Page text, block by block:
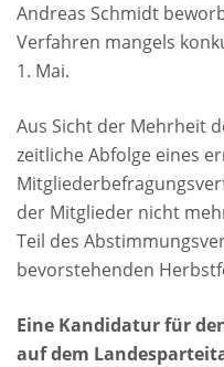
Andreas Schmidt
Verfahren mangels
1. Mai.
Aus Sicht der Mehrheit
zeitliche Abfolge eines
der Mitglieder nicht
Teil des
bevorstehenden
Eine Kandidatur für
auf dem